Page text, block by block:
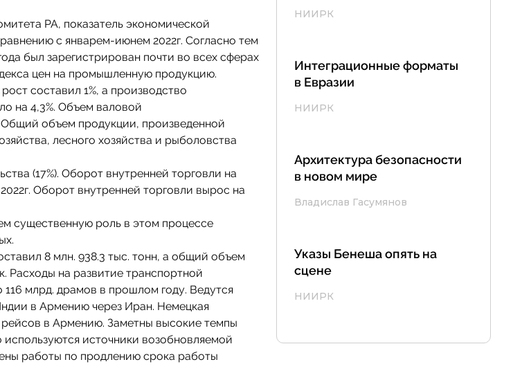
РА, показатель экономической
с январем-июнем 2022г. Согласно тем
был зарегистрирован почти во всех сферах
цен на промышленную продукцию.
составил 1%, а производство
на 4,3%. Объем валовой
Общий объем продукции, произведенной
лесного хозяйства и рыболовства
(17%). Оборот внутренней торговли на
Оборот внутренней торговли вырос на
существенную роль в этом процессе
8 млн. 938.3 тыс. тонн, а общий объем
Расходы на развитие транспортной
млрд. драмов в прошлом году. Ведутся
в Армению через Иран. Немецкая
рейсов в Армению. Заметны высокие темпы
источники возобновляемой
работы по продлению срока работы
НИИРК
Интеграционные форматы
в Евразии
НИИРК
Архитектура безопасности
в новом мире
Владислав Гасумянов
Указы Бенеша опять на
сцене
НИИРК